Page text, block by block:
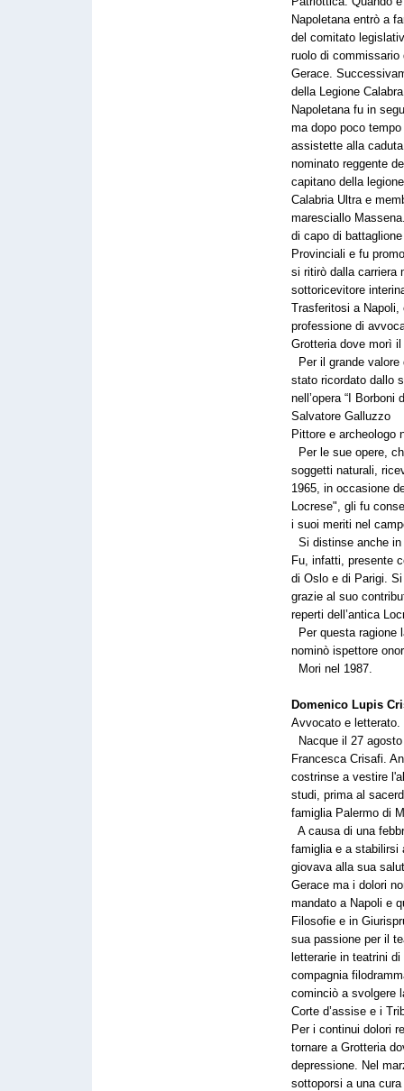
Napoletana entrò a
del comitato
ruolo di
Gerace.
della Legione
Napoletana fu in
ma dopo poco
assistette alla
nominato reggente
capitano della
Calabria Ultra e
maresciallo
di capo di
Provinciali e fu
si ritirò dalla carriera
sottoricevitore
Trasferitosi a Napoli,
professione di
Grotteria dove morì
Per il grande
stato ricordato dallo
nell’opera “I Borboni
Salvatore Galluzzo
Pittore e archeologo
Per le sue opere,
soggetti naturali,
1965, in occasione
Locrese", gli fu
i suoi meriti nel
Si distinse anche
Fu, infatti, presente
di Oslo e di Parigi.
grazie al suo
reperti dell’antica
Per questa ragione
nominò ispettore
Mori nel 1987.
Domenico Lupis
Avvocato e letterato.
Nacque il 27
Francesca Crisafi.
costrinse a vestire
studi, prima al
famiglia Palermo di
A causa di una
famiglia e a stabilirsi
giovava alla sua
Gerace ma i dolori
mandato a Napoli e
Filosofie e in
sua passione per il
letterarie in teatrini
compagnia
cominciò a svolgere
Corte d’assise e i
Per i continui dolori
tornare a Grotteria
depressione. Nel
sottoporsi a una